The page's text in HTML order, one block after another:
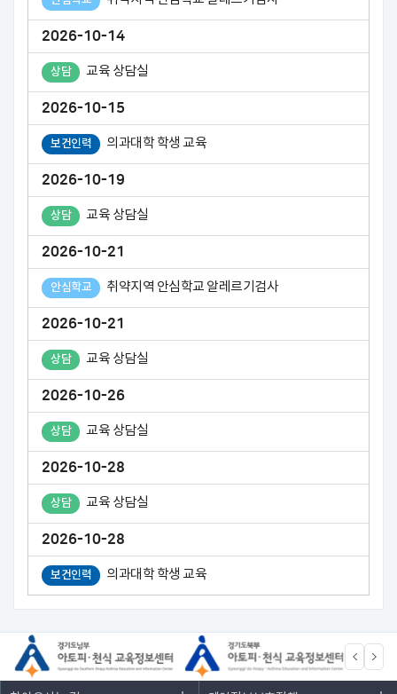
2026-10-14
상담 교육 상담실
2026-10-15
보건인력 의과대학 학생 교육
2026-10-19
상담 교육 상담실
2026-10-21
안심학교 취약지역 안심학교 알레르기검사
2026-10-21
상담 교육 상담실
2026-10-26
상담 교육 상담실
2026-10-28
상담 교육 상담실
2026-10-28
보건인력 의과대학 학생 교육